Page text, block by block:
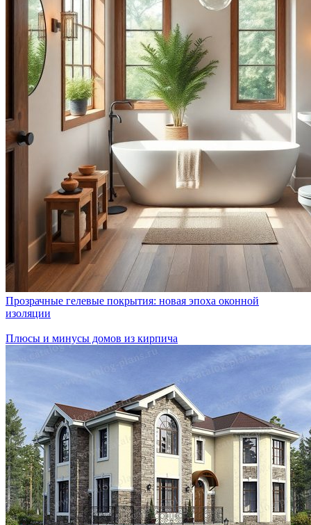
Прозрачные гелевые покрытия: новая эпоха оконной
изоляции
Плюсы и минусы домов из кирпича